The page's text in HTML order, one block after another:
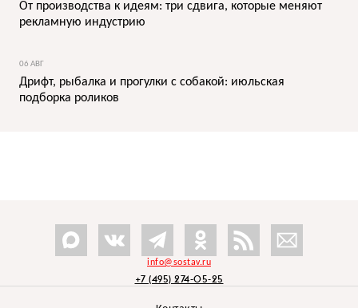
От производства к идеям: три сдвига, которые меняют
рекламную индустрию
06 АВГ
Дрифт, рыбалка и прогулки с собакой: июльская
подборка роликов
info@sostav.ru
+7 (495) 274-05-25